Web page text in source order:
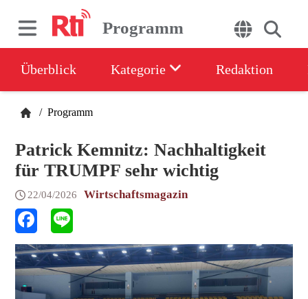
Programm
Überblick Kategorie Redaktion
/ Programm
Patrick Kemnitz: Nachhaltigkeit
für TRUMPF sehr wichtig
22/04/2026 Wirtschaftsmagazin